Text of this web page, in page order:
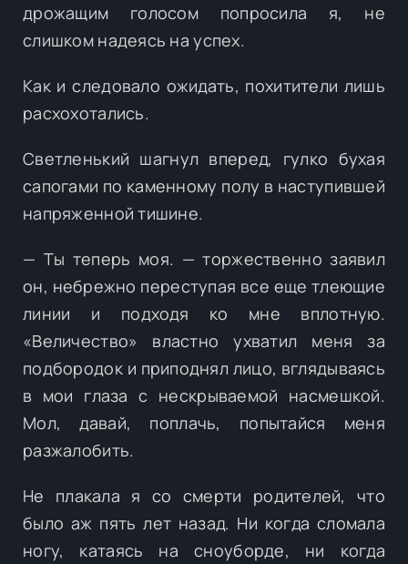
дрожащим голосом попросила я, не
слишком надеясь на успех.
Как и следовало ожидать, похитители лишь
расхохотались.
Светленький шагнул вперед, гулко бухая
сапогами по каменному полу в наступившей
напряженной тишине.
— Ты теперь моя. — торжественно заявил
он, небрежно переступая все еще тлеющие
линии и подходя ко мне вплотную.
«Величество» властно ухватил меня за
подбородок и приподнял лицо, вглядываясь
в мои глаза с нескрываемой насмешкой.
Мол, давай, поплачь, попытайся меня
разжалобить.
Не плакала я со смерти родителей, что
было аж пять лет назад. Ни когда сломала
ногу, катаясь на сноуборде, ни когда